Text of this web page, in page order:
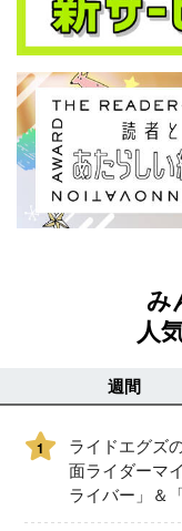
み
人
週間
1
ライドエグズ
面ライダーマ
ライバー」＆
ュー！